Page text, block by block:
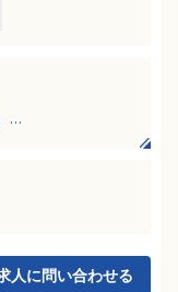
人に問い合わせる